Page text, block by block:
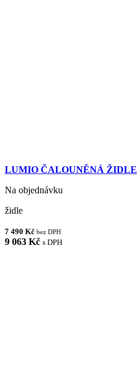
LUMIO ČALOUNĚNÁ ŽIDLE
Na objednávku
židle
7 490 Kč bez DPH
9 063 Kč s DPH